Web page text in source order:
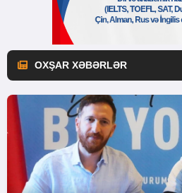
OXŞAR XƏBƏRLƏR